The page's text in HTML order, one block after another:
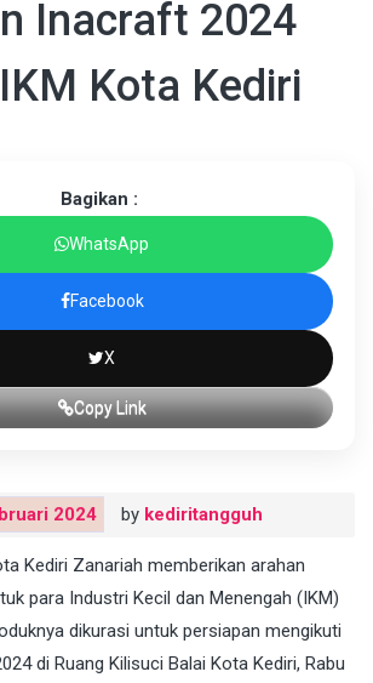
Inacraft 2024
Kota Kediri
Bagikan :
WhatsApp
Facebook
X
Copy Link
2024 by kediritangguh
Kediri Zanariah memberikan arahan
para Industri Kecil dan Menengah (IKM)
dikurasi untuk persiapan mengikuti
di Ruang Kilisuci Balai Kota Kediri, Rabu